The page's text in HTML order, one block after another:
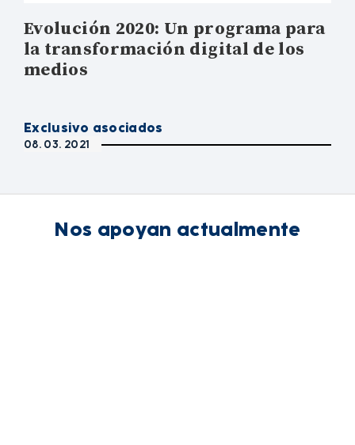
Evolución 2020: Un programa para
la transformación digital de los
medios
Exclusivo asociados
08. 03. 2021
Nos apoyan actualmente